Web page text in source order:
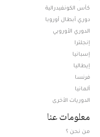
كأس الكونفيدرالية
دوري أبطال أوروبا
الدوري الأوروبي
إنجلترا
إسبانيا
إيطاليا
فرنسا
ألمانيا
الدوريات الأخرى
معلومات عنا
من نحن ؟